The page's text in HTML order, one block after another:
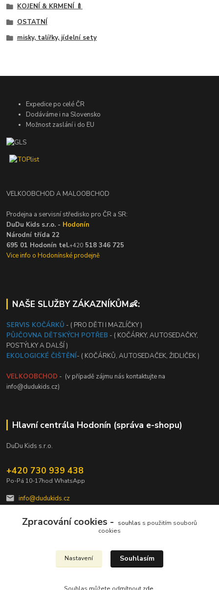
KOJENÍ & KRMENÍ 🍼
OSTATNÍ
misky, talířky, jídelní sety
Expedice po celé ČR
Dodáváme i na Slovensko
Možnost zaslání i do EU
VELKOOBCHOD A MALOOBCHOD
Prodejna a servisní středisko pro ČR a SR:
DuDu Kids s.r.o. - Hodonín
Národní třída 22
695 01 Hodonín tel.+420 518 346 725
Vice info o Hodonínské prodejně
NAŠE SLUŽBY ZÁKAZNÍKŮM👶:
SERVIS KOČÁRKŮ - ( PRO DĚTI I MAZLÍČKY )
PŮJČOVNA DĚTSKÝCH POTŘEB - ( KOČÁRKY, AUTOSEDAČKY,
POSTÝLKY A DALŠÍ )
EKOLOGICKÉ ČIŠTĚNÍ- ( KOČÁRKŮ, AUTOSEDAČEK, ŽIDLIČEK )
VELKOOBCHOD - (v případě zájmu nás kontaktujte na
info@dudukids.cz)
Hlavní centrála Hodonín (správa e-shopu)
DuDu Kids s.r.o.
+420 730 939 438
Po-Pá 10-17hod WhatsApp
info@dudukids.cz
Upravit sběr cookies.
Zpracování cookies - souhlas s použitím souborů
cookies
Nastavení Souhlasím